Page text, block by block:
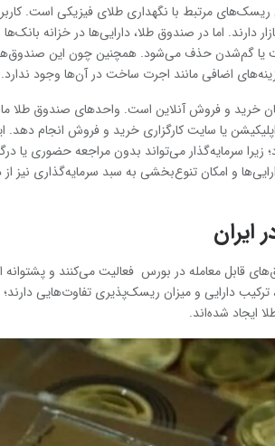
مرتبط با نگهداری طلای فیزیکی است.
دارند. اما در صندوق طلا، دارایی‌ها در خزانه
یا گم‌شدن حذف می‌شود. همچنین چون این
اضافی مانند اجرت ساخت در آن‌ها وجود ندارد.
خرید و فروش آنلاین است. واحدهای صندوق طلا
یا سایت کارگزاری خرید و فروش انجام دهد.
زیرا سرمایه‌گذار می‌تواند بدون مراجعه حضوری یا
و امکان تنوع‌بخشی به سبد سرمایه‌گذاری نیز
ایران
قابل معامله در بورس فعالیت می‌کنند و
دارایی و میزان ریسک‌پذیری تفاوت‌هایی دارند؛
ایجاد شده‌اند.